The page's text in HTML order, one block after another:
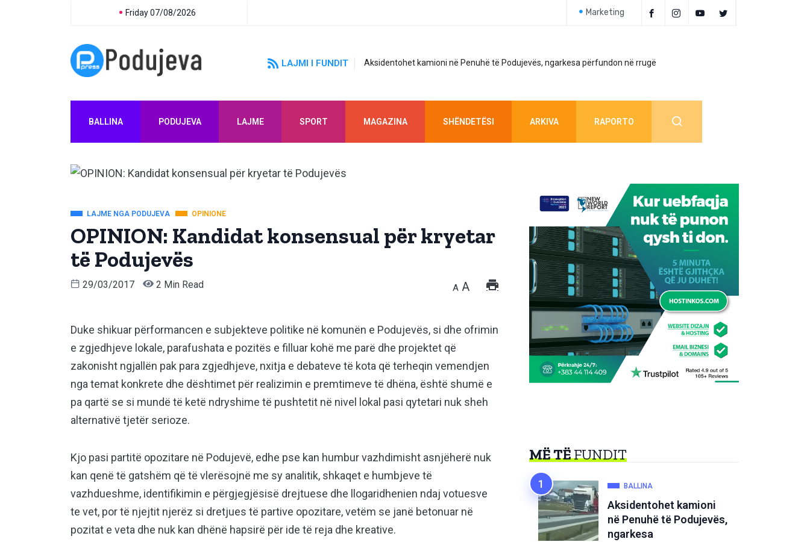
Friday 07/08/2026 Marketing
LAJMI I FUNDIT Aksidentohet kamioni në Penuhë të Podujevës, ngarkesa përfundon në rrugë
BALLINA PODUJEVA LAJME SPORT MAGAZINA SHËNDETËSI ARKIVA RAPORTO
LAJME NGA PODUJEVA OPINIONE
OPINION: Kandidat konsensual për kryetar
të Podujevës
29/03/2017 2 Min Read A A
Duke shikuar përformancen e subjekteve politike në komunën e Podujevës, si dhe ofrimin
e zgjedhjeve loka le, parafushata e pozitës e filluar kohë me parë dhe projektet që
zakonisht ngjallën pak para zgjedhjeve, nxitja e debateve të kota që terheqin vemendjen
nga temat konkrete dhe dështimet për realizimin e premtimeve të dhëna, është shumë e
pa qartë se si mundë të ketë ndryshime të pushtetit në nivel lokal pasi qytetari nuk sheh
alternativë tjetër serioze.
Kjo pasi partitë opozitare në Podujevë, edhe pse kan humbur vazhdimisht asnjëherë nuk
kan qenë të gatshëm që të vlerësojnë me sy analitik, shkaqet e humbjeve të
vazhdueshme, identifikimin e përgjegjësisë drejtuese dhe llogaridhenien ndaj votuesve
te vet, por të njejtit njerëz si dretjues të partive opozitare, vetëm se janë betonuar në
pozitat e veta dhe nuk kan dhënë hapsirë për ide të reja dhe kreative.
MË TËFUNDIT
BALLINA
Aksidentohet kamioni
në Penuhë të Podujevës,
ngarkesa